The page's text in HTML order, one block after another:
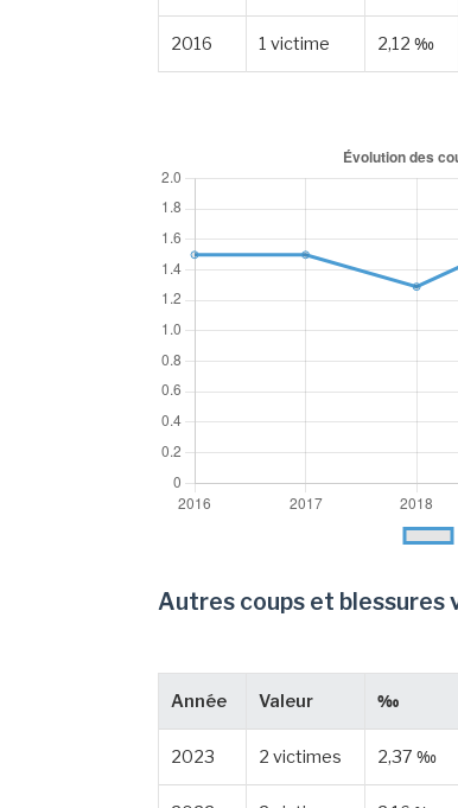
2016 1 victime 2,12 ‰
Autres coups et blessures
Année Valeur ‰
2023 2 victimes 2,37 ‰